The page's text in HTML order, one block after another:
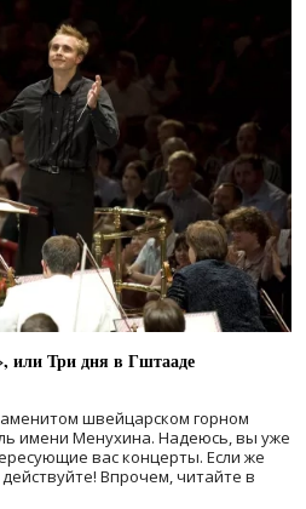
или Три дня в Гштааде
швейцарском горном
имени Менухина. Надеюсь, вы уже
вас концерты. Если же
Впрочем, читайте в